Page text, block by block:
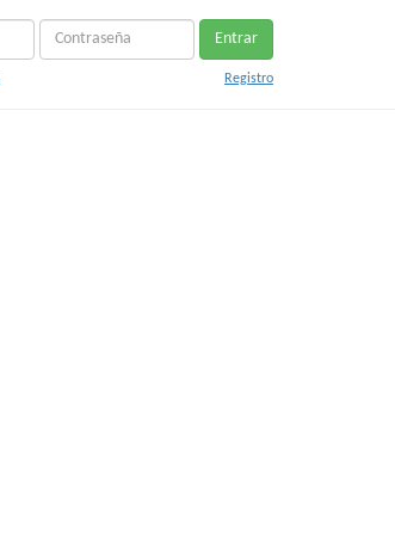
Entrar
Registro